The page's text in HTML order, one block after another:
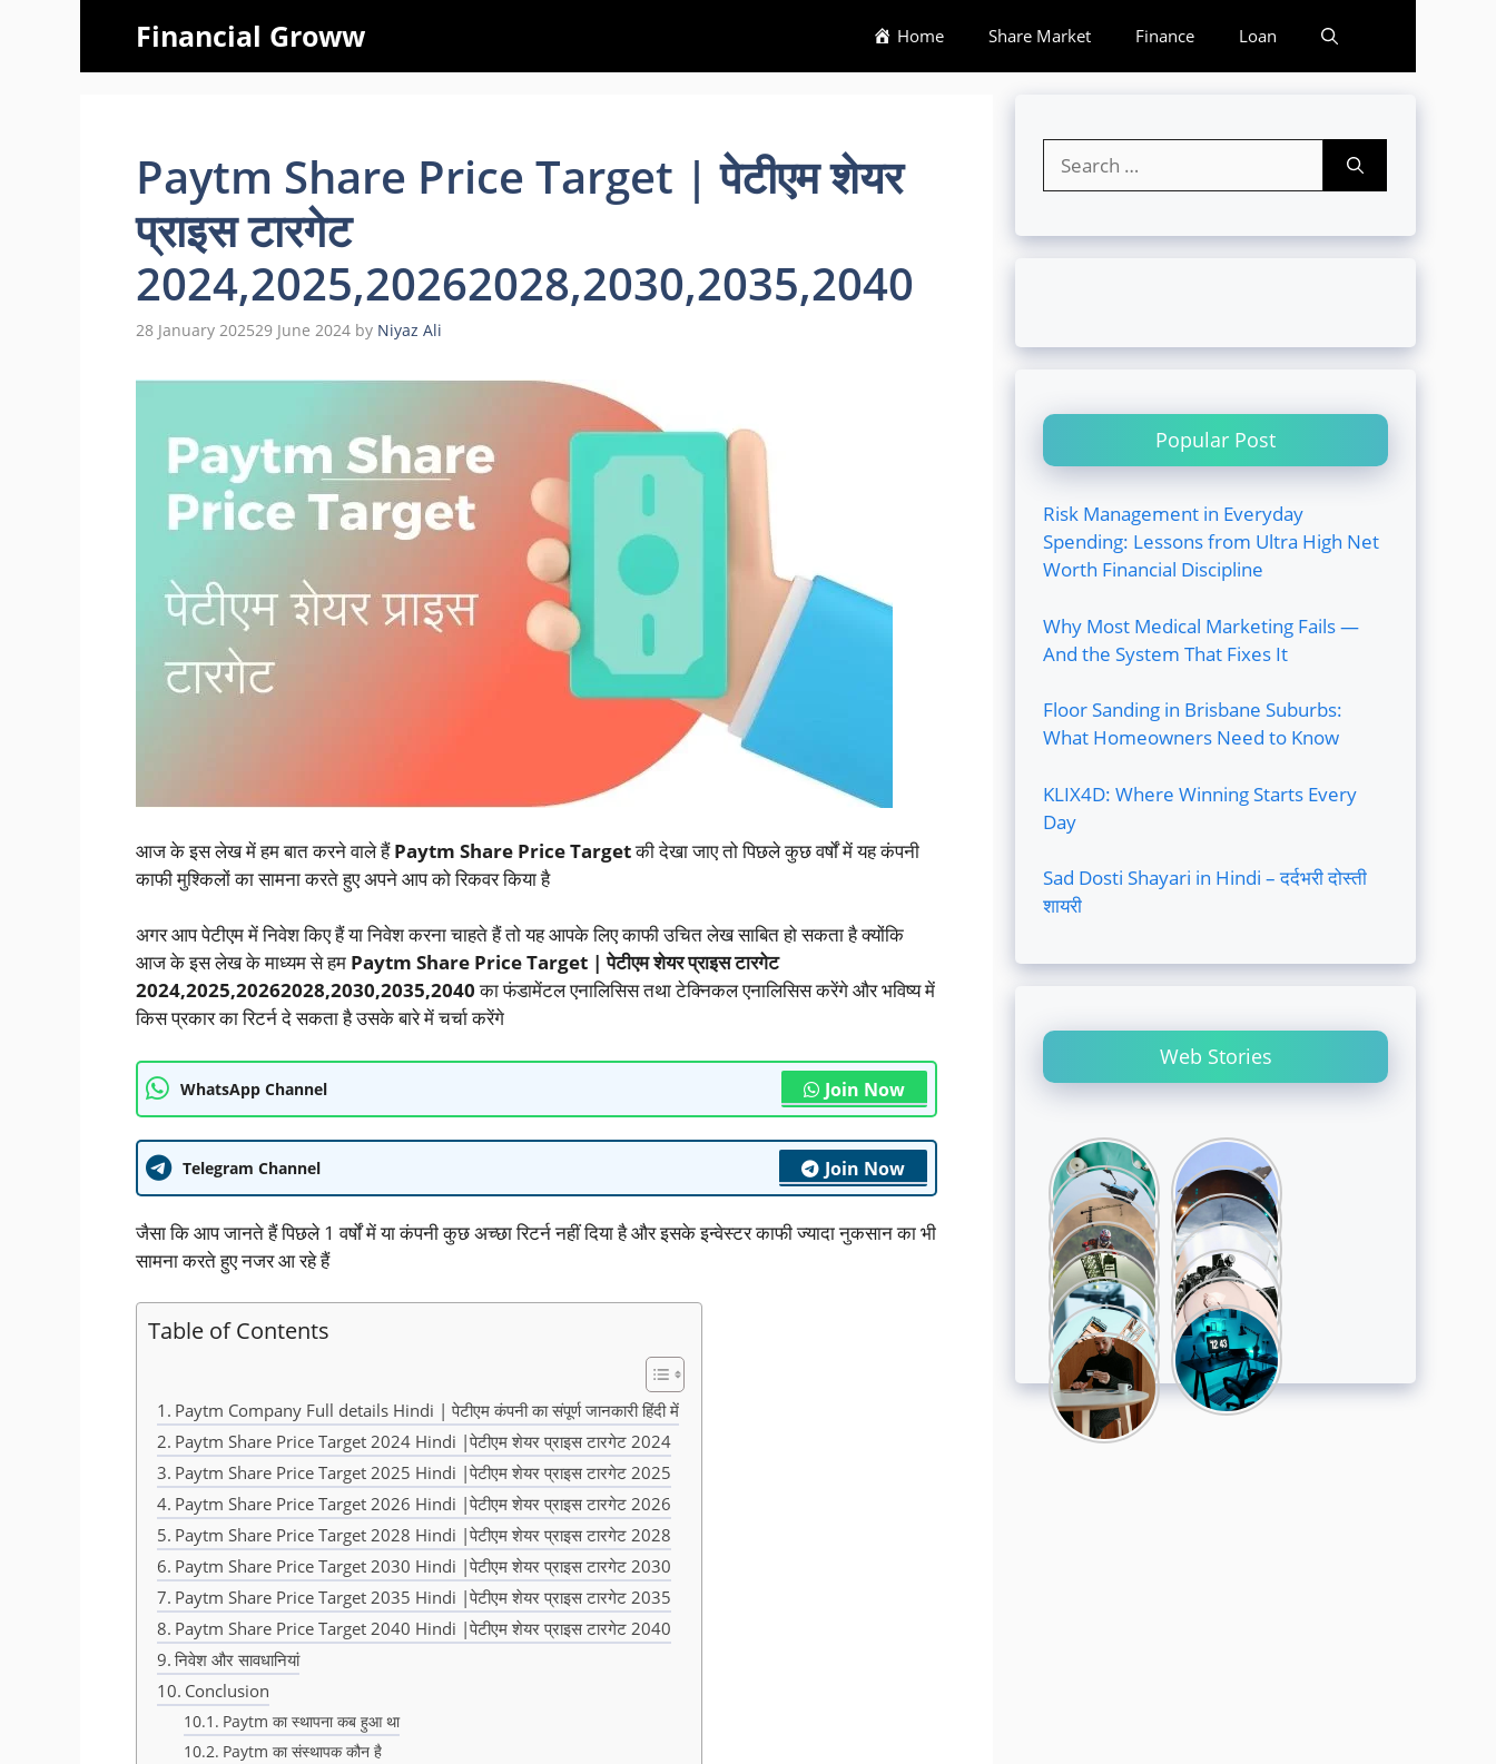
Financial Groww Home Share Market Finance Loan
Paytm Share Price Target | पेटीएम शेयर
प्राइस टारगेट
2024,2025,20262028,2030,2035,2040
28 January 202529 June 2024 by Niyaz Ali
आज के इस लेख में हम बात करने वाले हैंPaytm Share Price Targetकी देखा जाए तो पिछले कुछ वर्षों में यह कंपनी
काफी मुश्किलों का सामना करते हुए अपने आप को रिकवर किया है
अगर आप पेटीएम में निवेश किए हैं या निवेश करना चाहते हैं तो यह आपके लिए काफी उचित लेख साबित हो सकता है क्योंकि
आज के इस लेख के माध्यम से हम Paytm Share Price Target | पेटीएम शेयर प्राइस टारगेट
2024,2025,20262028,2030,2035,2040का फंडामेंटल एनालिसिस तथा टेक्निकल एनालिसिस करेंगे और भविष्य में
किस प्रकार का रिटर्न दे सकता है उसके बारे में चर्चा करेंगे
WhatsApp Channel Join Now
Telegram Channel Join Now
जैसा कि आप जानते हैं पिछले 1 वर्षों में या कंपनी कुछ अच्छा रिटर्न नहीं दिया है और इसके इन्वेस्टर काफी ज्यादा नुकसान का भी
सामना करते हुए नजर आ रहे हैं
Table of Contents
Paytm Company Full details Hindi | पेटीएम कंपनी का संपूर्ण जानकारी हिंदी में
Paytm Share Price Target 2024 Hindi |पेटीएम शेयर प्राइस टारगेट 2024
Paytm Share Price Target 2025 Hindi |पेटीएम शेयर प्राइस टारगेट 2025
Paytm Share Price Target 2026 Hindi |पेटीएम शेयर प्राइस टारगेट 2026
Paytm Share Price Target 2028 Hindi |पेटीएम शेयर प्राइस टारगेट 2028
Paytm Share Price Target 2030 Hindi |पेटीएम शेयर प्राइस टारगेट 2030
Paytm Share Price Target 2035 Hindi |पेटीएम शेयर प्राइस टारगेट 2035
Paytm Share Price Target 2040 Hindi |पेटीएम शेयर प्राइस टारगेट 2040
निवेश और सावधानियां
Conclusion
Paytm का स्थापना कब हुआ था
Paytm का संस्थापक कौन है
for:
Popular Post
Risk Management in Everyday
Spending: Lessons from Ultra High Net
Worth Financial Discipline
Why Most Medical Marketing Fails —
And the System That Fixes It
Floor Sanding in Brisbane Suburbs:
What Homeowners Need to Know
KLIX4D: Where Winning Starts Every
Day
Sad Dosti Shayari in Hindi – दर्दभरी दोस्ती
शायरी
Web Stories